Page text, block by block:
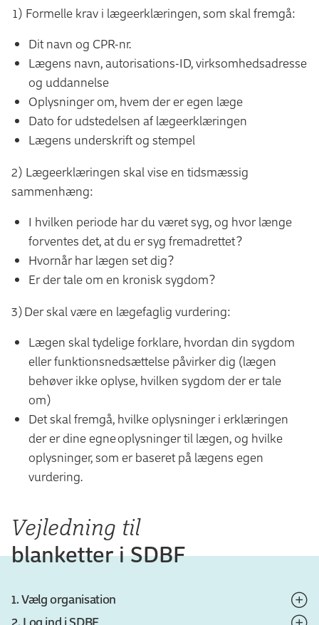
1) Formelle krav i lægeerklæringen, som skal fremgå:
Dit navn og CPR-nr.
Lægens navn, autorisations-ID, virksomhedsadresse
og uddannelse
Oplysninger om, hvem der er egen læge
Dato for udstedelsen af lægeerklæringen
Lægens underskrift og stempel
2) Lægeerklæringen skal vise en tidsmæssig
sammenhæng:
I hvilken periode har du været syg, og hvor længe
forventes det, at du er syg fremadrettet?
Hvornår har lægen set dig?
Er der tale om en kronisk sygdom?
3) Der skal være en lægefaglig vurdering:
Lægen skal tydelige forklare, hvordan din sygdom
eller funktionsnedsættelse påvirker dig (lægen
behøver ikke oplyse, hvilken sygdom der er tale
om)
Det skal fremgå, hvilke oplysninger i erklæringen
der er dine egne oplysninger til lægen, og hvilke
oplysninger, som er baseret på lægens egen
vurdering.
Vejledning til
blanketter i SDBF
1. Vælg organisation
2. Log ind i SDBF